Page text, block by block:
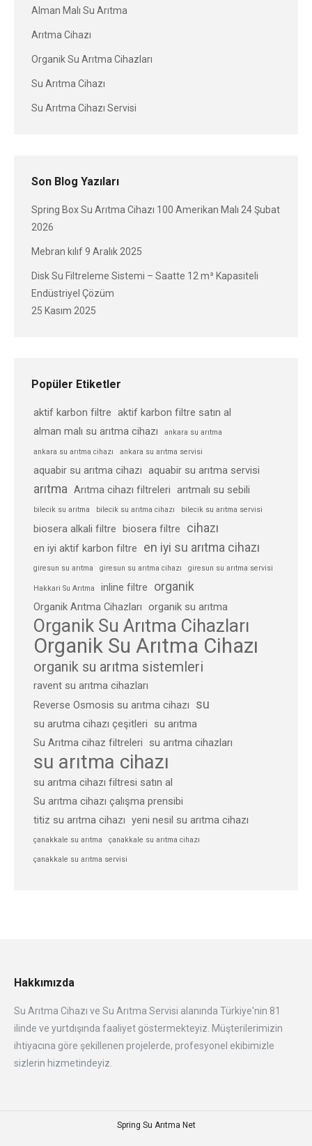
Alman Malı Su Arıtma
Arıtma Cihazı
Organik Su Arıtma Cihazları
Su Arıtma Cihazı
Su Arıtma Cihazı Servisi
Son Blog Yazıları
Spring Box Su Arıtma Cihazı 100 Amerikan Malı 24 Şubat
2026
Mebran kılıf9 Aralık 2025
Disk Su Filtreleme Sistemi – Saatte 12 m³ Kapasiteli
Endüstriyel Çözüm
25 Kasım 2025
Popüler Etiketler
aktif karbon filtre aktif karbon filtre satın al
alman malı su arıtma cihazı
ankara su arıtma
ankara su arıtma cihazı ankara su arıtma servisi
aquabir su arıtma cihazı aquabir su arıtma servisi
arıtma Arıtma cihazı filtreleri arıtmalı su sebili
bilecik su arıtma bilecik su arıtma cihazı bilecik su arıtma servisi
biosera alkali filtre biosera filtre cihazı
en iyi aktif karbon filtre en iyi su arıtma cihazı
giresun su arıtma giresun su arıtma cihazı giresun su arıtma servisi
Hakkari Su Arıtma inline filtre organik
Organik Arıtma Cihazları organik su arıtma
Organik Su Arıtma Cihazları
Organik Su Arıtma Cihazı
organik su arıtma sistemleri
ravent su arıtma cihazları
Reverse Osmosis su arıtma cihazı
su
su arutma cihazı çeşitleri
su arıtma
Su Arıtma cihaz filtreleri
su arıtma cihazları
su arıtma cihazı
su arıtma cihazı filtresi satın al
Su arıtma cihazı çalışma prensibi
titiz su arıtma cihazı yeni nesil su arıtma cihazı
çanakkale su arıtma çanakkale su arıtma cihazı
çanakkale su arıtma servisi
Hakkımızda
Su Arıtma Cihazı ve Su Arıtma Servisi alanında Türkiye'nin 81
ilinde ve yurtdışında faaliyet göstermekteyiz. Müşterilerimizin
ihtiyacına göre şekillenen projelerde, profesyonel ekibimizle
sizlerin hizmetindeyiz.
Spring Su Arıtma Net